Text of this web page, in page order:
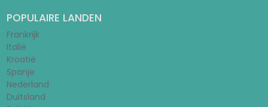
POPULAIRE LANDEN
Frankrijk
Italië
Kroatië
Spanje
Nederland
Duitsland